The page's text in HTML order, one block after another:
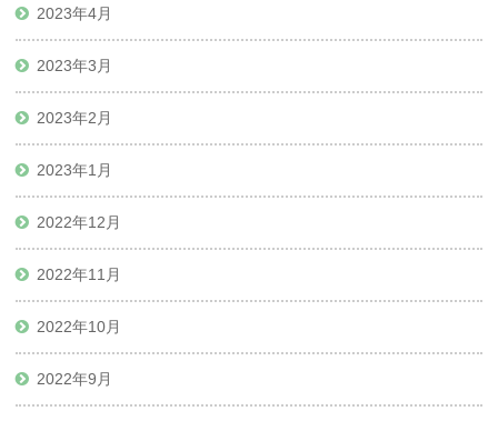
2023年4月
2023年3月
2023年2月
2023年1月
2022年12月
2022年11月
2022年10月
2022年9月